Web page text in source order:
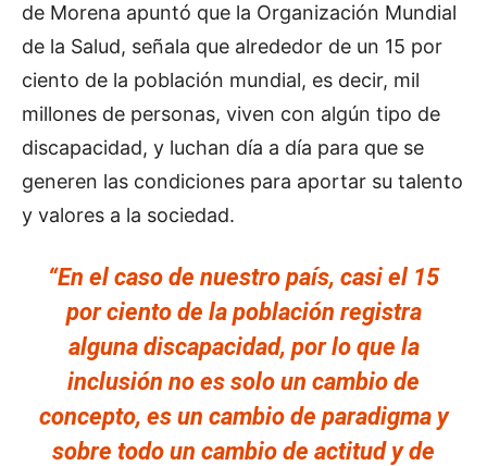
de Morena apuntó que la Organización Mundial
de la Salud, señala que alrededor de un 15 por
ciento de la población mundial, es decir, mil
millones de personas, viven con algún tipo de
discapacidad, y luchan día a día para que se
generen las condiciones para aportar su talento
y valores a la sociedad.
“En el caso de nuestro país, casi el 15
por ciento de la población registra
alguna discapacidad, por lo que la
inclusión no es solo un cambio de
concepto, es un cambio de paradigma y
sobre todo un cambio de actitud y de